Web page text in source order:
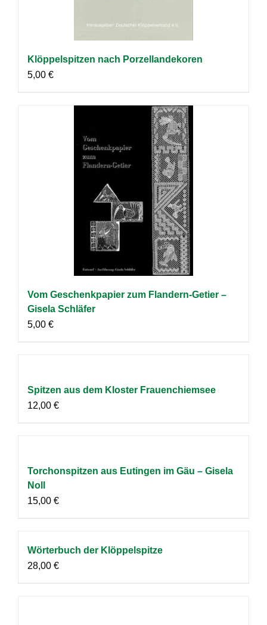
Klöppelspitzen nach Porzellandekoren
5,00 €
Vom Geschenkpapier zum Flandern-Getier –
Gisela Schläfer
5,00 €
Spitzen aus dem Kloster Frauenchiemsee
12,00 €
Torchonspitzen aus Eutingen im Gäu – Gisela
Noll
15,00 €
Wörterbuch der Klöppelspitze
28,00 €